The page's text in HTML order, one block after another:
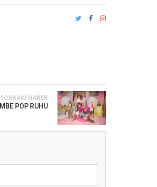
SONRAKI HABER
POP RUHU